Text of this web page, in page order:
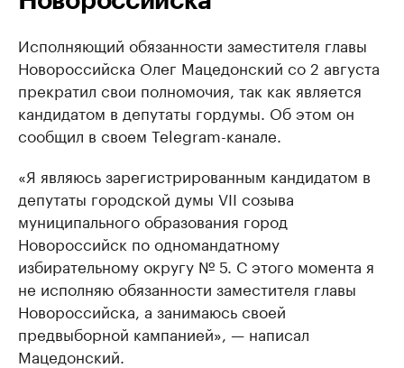
Исполняющий обязанности заместителя главы
Новороссийска Олег Мацедонский со 2 августа
прекратил свои полномочия, так как является
кандидатом в депутаты гордумы. Об этом он
сообщил в своем Telegram-канале.
«Я являюсь зарегистрированным кандидатом в
депутаты городской думы VII созыва
муниципального образования город
Новороссийск по одномандатному
избирательному округу № 5. С этого момента я
не исполняю обязанности заместителя главы
Новороссийска, а занимаюсь своей
предвыборной кампанией», — написал
Мацедонский.